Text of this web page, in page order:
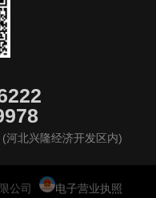
河北兴隆经济开发区内)
公司 电子营业执照